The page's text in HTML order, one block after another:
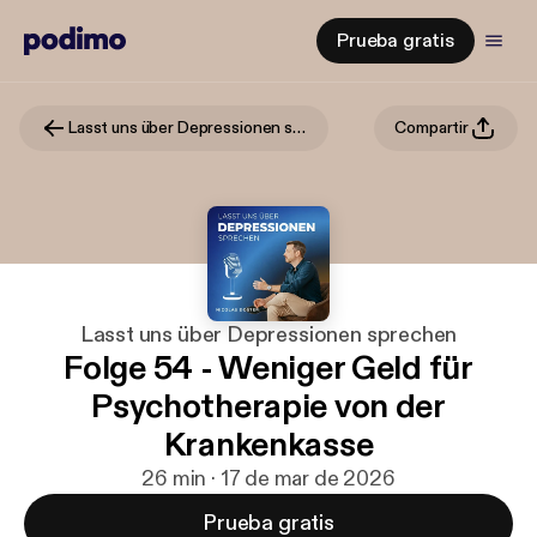
Prueba gratis
Lasst uns über Depressionen sprechen Compartir
Lasst uns über Depressionen sprechen
Folge 54 - Weniger Geld für
Psychotherapie von der
Krankenkasse
26 min · 17 de mar de 2026
Prueba gratis